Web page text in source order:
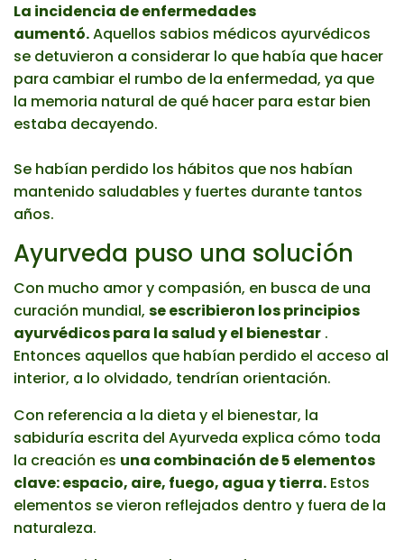
La incidencia de enfermedades
aumentó.Aquellos sabios médicos ayurvédicos
se detuvieron a considerar lo que había que hacer
para cambiar el rumbo de la enfermedad, ya que
la memoria natural de qué hacer para estar bien
estaba decayendo.
Se habían perdido los hábitos que nos habían
mantenido saludables y fuertes durante tantos
años.
Ayurveda puso una solución
Con mucho amor y compasión, en busca de una
curación mundial, se escribieron los principios
ayurvédicos para la salud y el bienestar .
Entonces aquellos que habían perdido el acceso al
interior, a lo olvidado, tendrían orientación.
Con referencia a la dieta y el bienestar, la
sabiduría escrita del Ayurveda explica cómo toda
la creación es una combinación de 5 elementos
clave: espacio, aire, fuego, agua y tierra. Estos
elementos se vieron reflejados dentro y fuera de la
naturaleza.